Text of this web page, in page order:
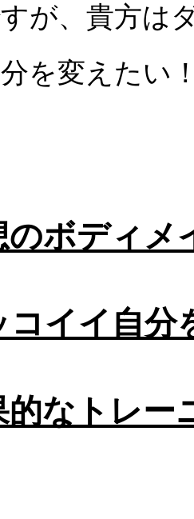
が、貴方は
を変えたい
のボディメ
コイイ自分
的なトレー